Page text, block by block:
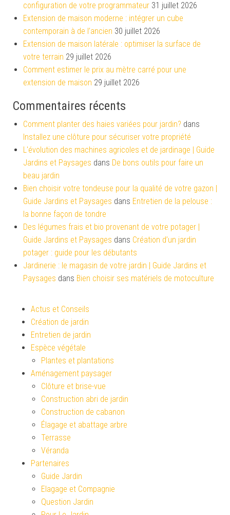
configuration de votre programmateur 31 juillet 2026
Extension de maison moderne : intégrer un cube
contemporain à de l’ancien 30 juillet 2026
Extension de maison latérale : optimiser la surface de
votre terrain 29 juillet 2026
Comment estimer le prix au mètre carré pour une
extension de maison 29 juillet 2026
Commentaires récents
Comment planter des haies variées pour jardin? dans
Installez une clôture pour sécuriser votre propriété
L'évolution des machines agricoles et de jardinage | Guide
Jardins et Paysages dans De bons outils pour faire un
beau jardin
Bien choisir votre tondeuse pour la qualité de votre gazon |
Guide Jardins et Paysages dans Entretien de la pelouse :
la bonne façon de tondre
Des légumes frais et bio provenant de votre potager |
Guide Jardins et Paysages dans Création d’un jardin
potager : guide pour les débutants
Jardinerie : le magasin de votre jardin | Guide Jardins et
Paysages dans Bien choisir ses matériels de motoculture
Actus et Conseils
Création de jardin
Entretien de jardin
Espèce végétale
Plantes et plantations
Aménagement paysager
Clôture et brise-vue
Construction abri de jardin
Construction de cabanon
Élagage et abattage arbre
Terrasse
Véranda
Partenaires
Guide Jardin
Elagage et Compagnie
Question Jardin